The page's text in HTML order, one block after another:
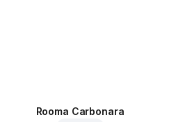
Rooma Carbonara